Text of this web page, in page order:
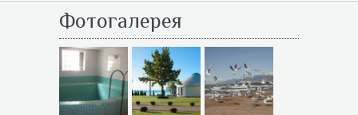
Фотогалерея